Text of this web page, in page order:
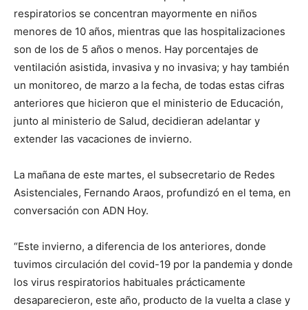
respiratorios se concentran mayormente en niños
menores de 10 años, mientras que las hospitalizaciones
son de los de 5 años o menos. Hay porcentajes de
ventilación asistida, invasiva y no invasiva; y hay también
un monitoreo, de marzo a la fecha, de todas estas cifras
anteriores que hicieron que el ministerio de Educación,
junto al ministerio de Salud, decidieran adelantar y
extender las vacaciones de invierno.
La mañana de este martes, el subsecretario de Redes
Asistenciales, Fernando Araos, profundizó en el tema, en
conversación con ADN Hoy.
“Este invierno, a diferencia de los anteriores, donde
tuvimos circulación del covid-19 por la pandemia y donde
los virus respiratorios habituales prácticamente
desaparecieron, este año, producto de la vuelta a clase y